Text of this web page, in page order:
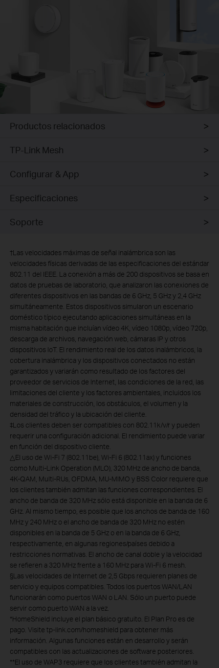
Productos relacionados
TP-Link Mesh
Configurar & App
Especificaciones
Soporte
†Las velocidades máximas de señal inalámbrica son las
velocidades físicas derivadas de las especificaciones del estándar
802.11 del IEEE. La conexión a más de 200 dispositivos se basa en
datos de pruebas de laboratorio, que analizaron las conexiones de
diferentes dispositivos en las bandas de 6 GHz, 5 GHz y 2,4 GHz
simultáneamente. Estos dispositivos simularon un escenario
doméstico típico ejecutando aplicaciones simultáneas en la
misma habitación que incluían vídeo 4K, vídeo 1080p, vídeo 720p,
descarga de archivos, navegación web, cámaras IP y otros
dispositivos IoT. El rendimiento real de los datos inalámbricos, la
cobertura inalámbrica y los dispositivos conectados no están
garantizados y variarán como resultado de los factores del
proveedor de servicios de Internet, las condiciones de la red, las
limitaciones del cliente y los factores ambientales, incluidos los
materiales de construcción, los obstáculos, el volumen y la
densidad del tráfico y la ubicación del cliente.
‡Los clientes deben ser compatibles con 802.11k/v/r y pueden
requerir una configuración adicional. El rendimiento puede variar
en función del dispositivo cliente.
△El uso de Wi-Fi 7 (802.11be), Wi-Fi 6 (802.11ax) y funciones
como Multi-Link Operation (MLO), 320 MHz de ancho de banda,
4K-QAM, Multi-RUs, OFDMA, MU-MIMO y BSS Color requiere que
los clientes también admitan las funciones correspondientes. El
ancho de banda de 320 MHz sólo está disponible en la banda de 6
GHz. Al mismo tiempo, es posible que los anchos de banda de 160
MHz y 240 MHz o el ancho de banda de 320 MHz no estén
disponibles en la banda de 5 GHz o en la banda de 6 GHz,
respectivamente, en algunas regiones/países debido a
restricciones normativas. El ancho de canal doble y la velocidad
se refieren a 320 MHz frente a 160 MHz para Wi-Fi 6 mesh.
§Las velocidades de Internet de 2,5 Gbps requieren planes de
servicio y equipos compatibles. Todos los puertos WAN/LAN
funcionarán como puertos WAN o LAN. Sólo un puerto puede
servir como puerto WAN a la vez.
*HomeShield incluye el plan básico gratuito. El Plan Pro es de
pago. Visite tp-link.com/homeshield para obtener más
información. Algunas funciones están en desarrollo y serán
compatibles con las actualizaciones de software posteriores.
**El uso de WAP3 requiere que los clientes también admitan la